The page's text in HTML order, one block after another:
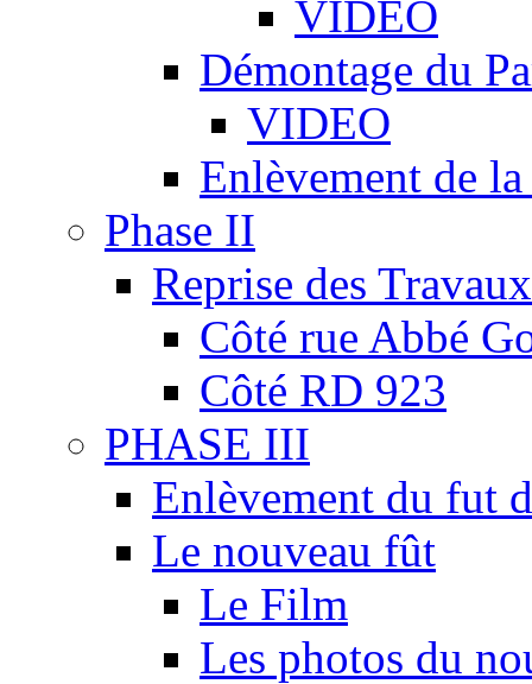
VIDEO
Démontage du
VIDEO
Enlèvement de
Phase II
Reprise des Travaux
Côté rue Abbé
Côté RD 923
PHASE III
Enlèvement du fut
Le nouveau fût
Le Film
Les photos du